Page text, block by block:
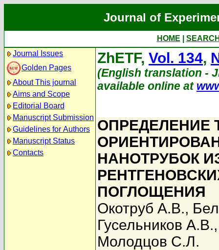
Journal of
HOME
Journal Issues
Golden Pages
About This journal
Aims and Scope
Editorial Board
Manuscript Submission
Guidelines for Authors
Manuscript Status
Contacts
ZhETF, Vol. 134,
(English translation -
available online at
ОПРЕДЕЛЕНИЕ
НАНОТРУБОК
ПОГЛОЩЕНИЯ
Окотруб А.В.,
Гусельников А.В.
Молодцов С.Л.